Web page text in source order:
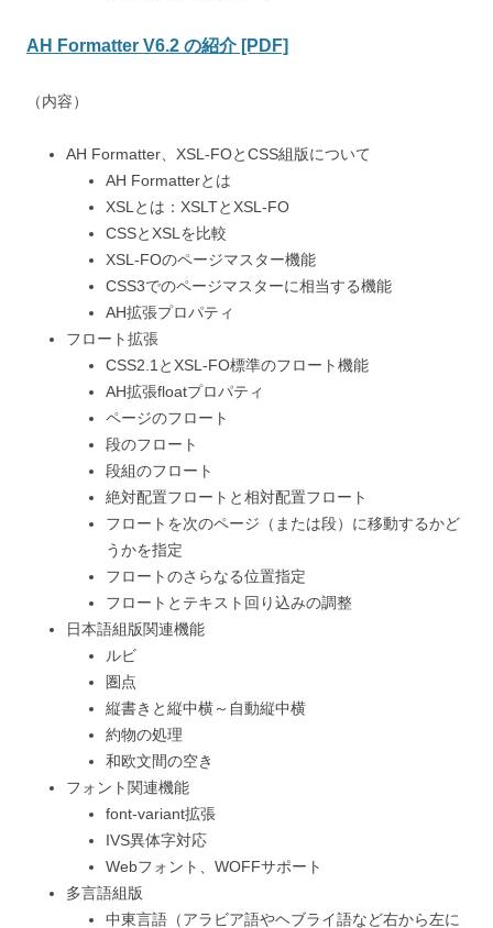
AH Formatter V6.2 の紹介 [PDF]
（内容）
AH Formatter、XSL-FOとCSS組版について
AH Formatterとは
XSLとは：XSLTとXSL-FO
CSSとXSLを比較
XSL-FOのページマスター機能
CSS3でのページマスターに相当する機能
AH拡張プロパティ
フロート拡張
CSS2.1とXSL-FO標準のフロート機能
AH拡張floatプロパティ
ページのフロート
段のフロート
段組のフロート
絶対配置フロートと相対配置フロート
フロートを次のページ（または段）に移動するかど
うかを指定
フロートのさらなる位置指定
フロートとテキスト回り込みの調整
日本語組版関連機能
ルビ
圏点
縦書きと縦中横～自動縦中横
約物の処理
和欧文間の空き
フォント関連機能
font-variant拡張
IVS異体字対応
Webフォント、WOFFサポート
多言語組版
中東言語（アラビア語やヘブライ語など右から左に